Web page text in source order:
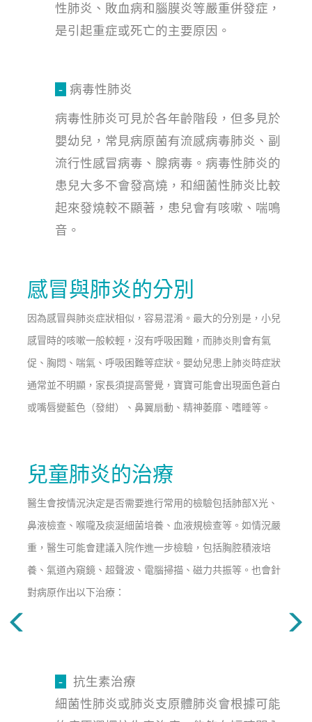
性肺炎、敗血病和腦膜炎等嚴重併發症，
是引起重症或死亡的主要原因。
- 病毒性肺炎
病毒性肺炎可見於各年齡階段，但多見於
嬰幼兒，常見病原菌有流感病毒肺炎、副
流行性感冒病毒、腺病毒。病毒性肺炎的
患兒大多不會發高燒，和細菌性肺炎比較
起來發燒較不顯著，患兒會有咳嗽、喘鳴
音。
感冒與肺炎的分別
因為感冒與肺炎症狀相似，容易混淆。最大的分別是，小兒
感冒時的咳嗽一般較輕，沒有呼吸困難，而肺炎則會有氣
促、胸悶、喘氣、呼吸困難等症狀。嬰幼兒患上肺炎時症狀
通常並不明顯，家長須提高警覺，寶寶可能會出現面色蒼白
或嘴唇變藍色（發紺）、鼻翼扇動、精神萎靡、嗜睡等。
兒童肺炎的治療
醫生會按情況決定是否需要進行常用的檢驗包括肺部X光、
鼻液檢查、喉嚨及痰涎細菌培養、血液規檢查等。如情況嚴
重，醫生可能會建議入院作進一步檢驗，包括胸腔積液培
養、氣道內窺鏡、超聲波、電腦掃描、磁力共振等。也會針
對病原作出以下治療：
-
抗生素治療
細菌性肺炎或肺炎支原體肺炎會根據可能